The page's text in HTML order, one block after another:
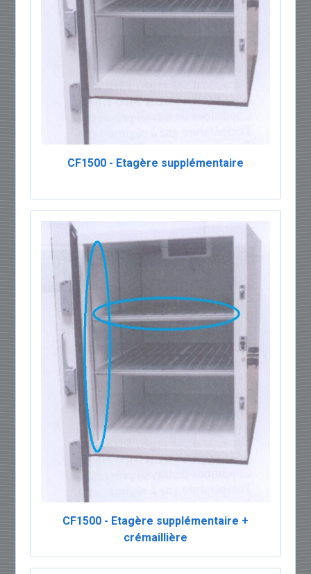
CF1500 - Etagère supplémentaire
CF1500 - Etagère supplémentaire +
crémaillière